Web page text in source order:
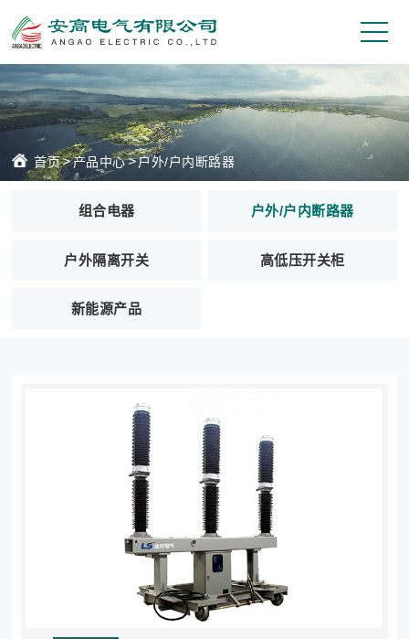
首页>产品中心>户外/户内断路器
组合电器 户外/户内断路器
户外隔离开关 高低压开关柜
新能源产品